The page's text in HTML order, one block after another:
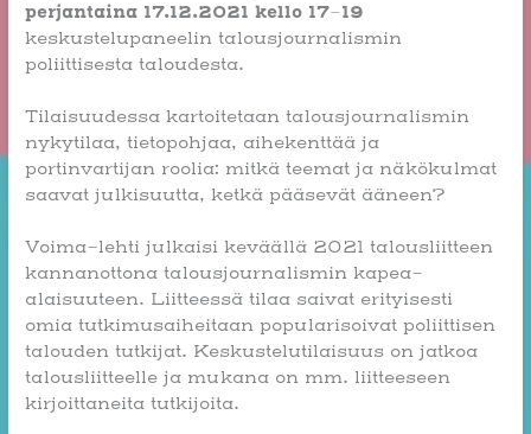
perjantaina 17.12.2021 kello 17–19
keskustelupaneelin talousjournalismin
poliittisesta taloudesta.
Tilaisuudessa kartoitetaan talousjournalismin
nykytilaa, tietopohjaa, aihekenttää ja
portinvartijan roolia: mitkä teemat ja näkökulmat
saavat julkisuutta, ketkä pääsevät ääneen?
Voima-lehti julkaisi keväällä 2021 talousliitteen
kannanottona talousjournalismin kapea-
alaisuuteen. Liitteessä tilaa saivat erityisesti
omia tutkimusaiheitaan popularisoivat poliittisen
talouden tutkijat. Keskustelutilaisuus on jatkoa
talousliitteelle ja mukana on mm. liitteeseen
kirjoittaneita tutkijoita.